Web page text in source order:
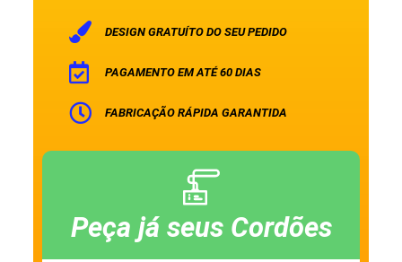
DESIGN GRATUÍTO DO SEU PEDIDO
PAGAMENTO EM ATÉ 60 DIAS
FABRICAÇÃO RÁPIDA GARANTIDA
Peça já seus Cordões